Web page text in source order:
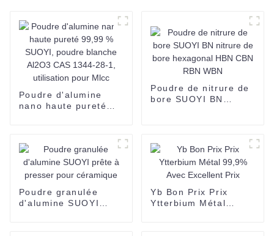
Poudre d'alumine
nano haute pureté
1, utilisation pour
Mlcc
Poudre de nitrure de
bore SUOYI BN
Poudre granulée
d'alumine SUOYI
Yb Bon Prix Prix
Ytterbium Métal